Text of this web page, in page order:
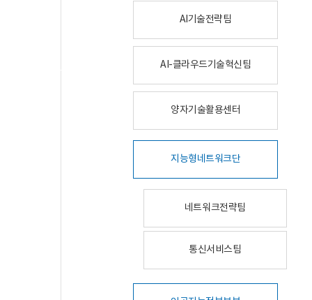
AI기술전략팀
AI-클라우드기술혁신팀
양자기술활용센터
지능형네트워크단
네트워크전략팀
통신서비스팀